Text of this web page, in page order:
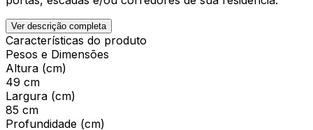
Ver descrição completa
Características do produto
Pesos e Dimensões
Altura (cm)
49 cm
Largura (cm)
85 cm
Profundidade (cm)